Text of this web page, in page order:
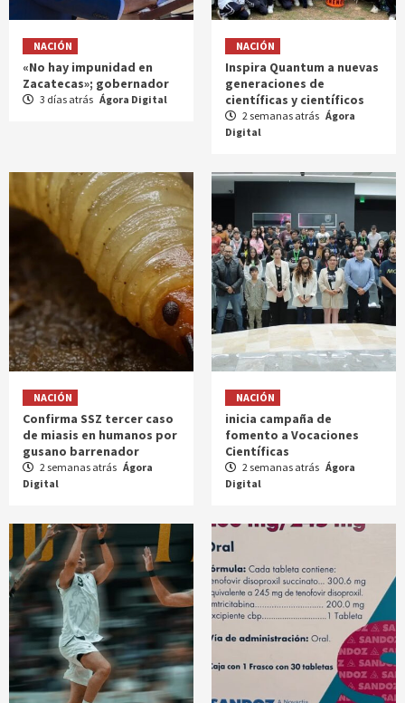
NACIÓN
«No hay impunidad en
Zacatecas»; gobernador
3 días atrás Ágora Digital
NACIÓN
Inspira Quantum a nuevas
generaciones de
científicas y científicos
2 semanas atrás Ágora
Digital
NACIÓN
Confirma SSZ tercer caso
de miasis en humanos por
gusano barrenador
2 semanas atrás Ágora
Digital
NACIÓN
inicia campaña de
fomento a Vocaciones
Científicas
2 semanas atrás Ágora
Digital